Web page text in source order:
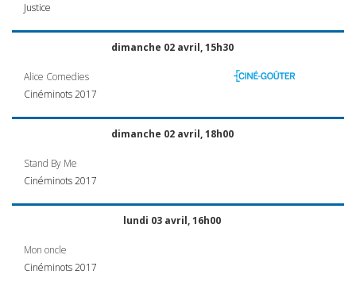
Justice
dimanche 02 avril, 15h30
Alice Comedies
Cinéminots 2017
dimanche 02 avril, 18h00
Stand By Me
Cinéminots 2017
lundi 03 avril, 16h00
Mon oncle
Cinéminots 2017